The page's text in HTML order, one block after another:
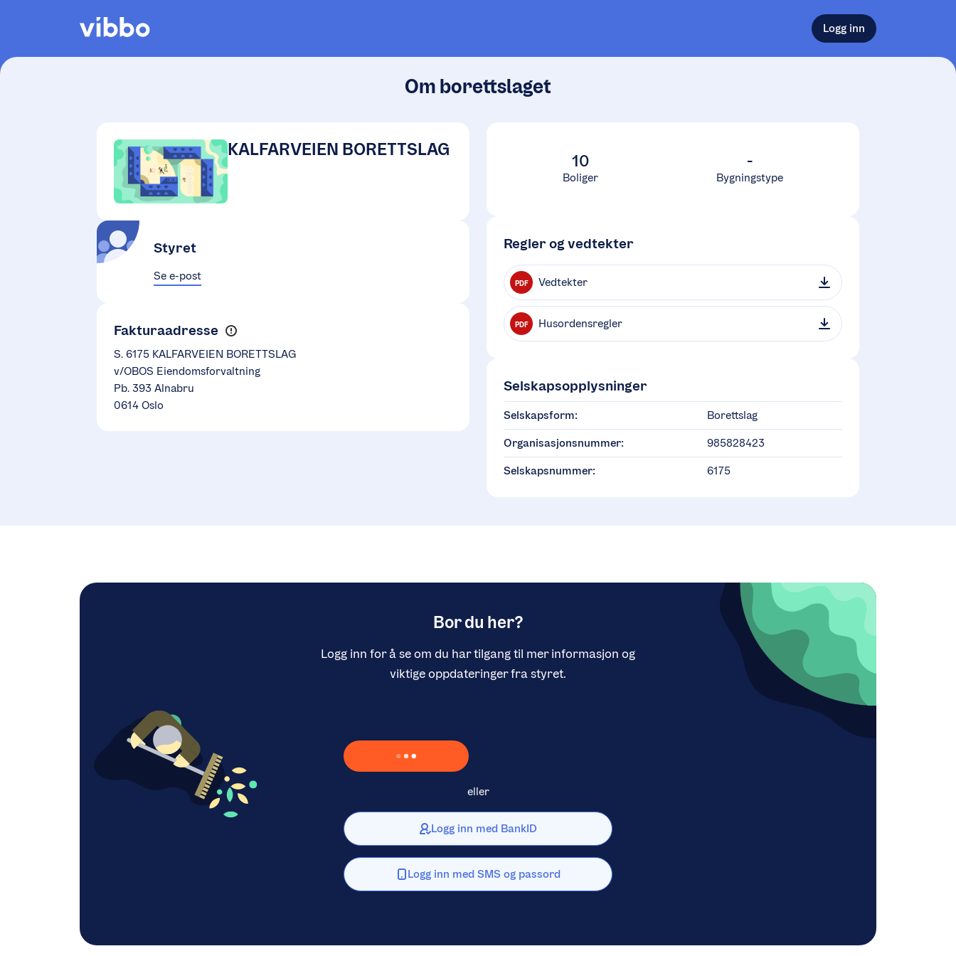
Logg inn
Om borettslaget
KALFARVEIEN BORETTSLAG
Styret
Se e-post
Fakturaadresse
S. 6175 KALFARVEIEN BORETTSLAG
v/OBOS Eiendomsforvaltning
Pb. 393 Alnabru
0614 Oslo
10
Boliger
-
Bygningstype
Regler og vedtekter
PDF Vedtekter
PDF Husordensregler
Selskapsopplysninger
Selskapsform: Borettslag
Organisasjonsnummer: 985828423
Selskapsnummer: 6175
Bor du her?
Logg inn for å se om du har tilgang til mer informasjon og
viktige oppdateringer fra styret.
Laster inn Vipps …
eller
Logg inn med BankID
Logg inn med SMS og passord